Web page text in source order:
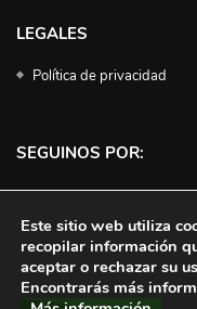
LEGALES
Política de privacidad
SEGUINOS POR:
Este sitio web utiliza
recopilar información
aceptar o rechazar su
Encontrarás más